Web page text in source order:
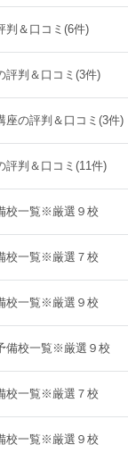
判＆口コミ(6件)
評判＆口コミ(3件)
座の評判＆口コミ(3件)
評判＆口コミ(11件)
校一覧※厳選９校
校一覧※厳選７校
校一覧※厳選９校
備校一覧※厳選９校
校一覧※厳選７校
校一覧※厳選９校